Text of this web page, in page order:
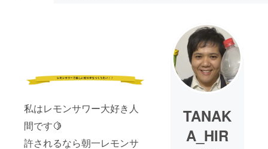
私はレモンサワー大好き人
間です🍋
許されるなら朝一レモンサ
TANAK
A_HIR